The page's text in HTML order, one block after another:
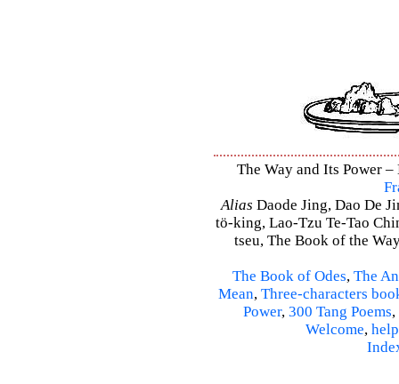
The Way and Its Power
Alias Daode Jing, Dao De
tö-king, Lao-Tzu Te-Tao
tseu, The Book of the
The Book of Odes, The
Mean, Three-characters
Power, 300 Tang Poems,
Welcome, help